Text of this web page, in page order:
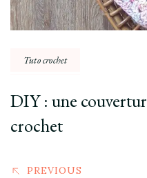
Tuto crochet
DIY : une
crochet
PREVIOUS